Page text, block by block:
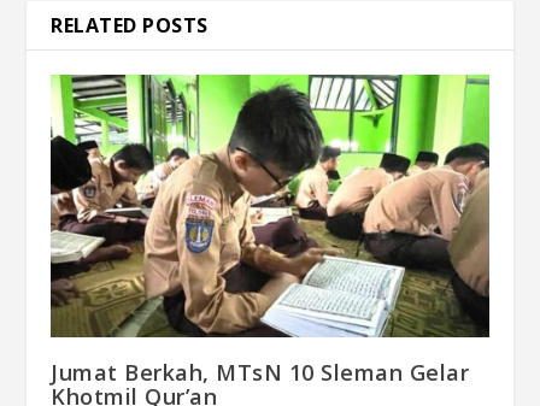
RELATED POSTS
Jumat Berkah, MTsN 10 Sleman Gelar
Khotmil Qur’an